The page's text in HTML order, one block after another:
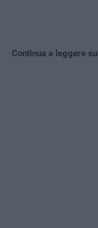
Continua a leggere su